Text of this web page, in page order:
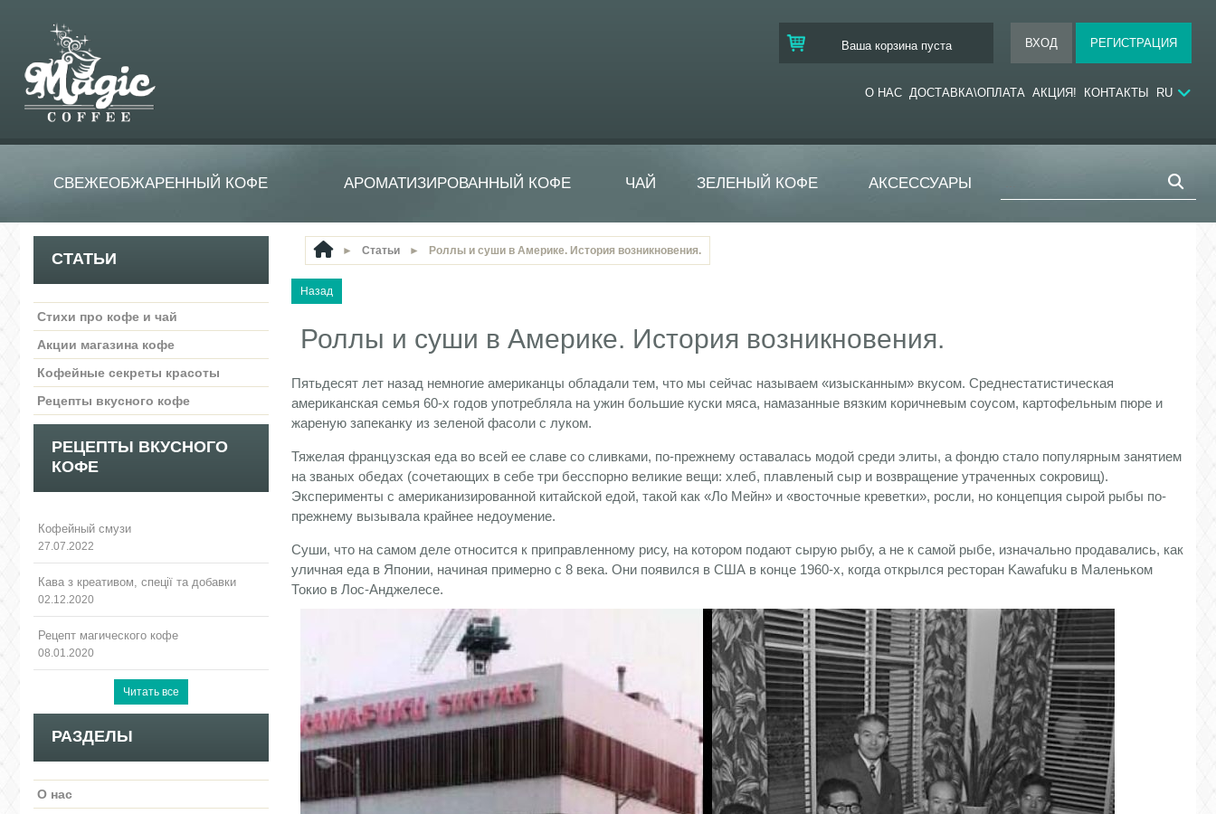
Ваша корзина пуста
О НАС ДОСТАВКА\ОПЛАТА АКЦИЯ! КОНТАКТЫ RU
СВЕЖЕОБЖАРЕННЫЙ КОФЕ АРОМАТИЗИРОВАННЫЙ КОФЕ ЧАЙ ЗЕЛЕНЫЙ КОФЕ АКСЕССУАРЫ
СТАТЬИ
Стихи про кофе и чай
Акции магазина кофе
Кофейные секреты красоты
Рецепты вкусного кофе
РЕЦЕПТЫ ВКУСНОГО
КОФЕ
Кофейный смузи
27.07.2022
Кава з креативом, спеції та добавки
02.12.2020
Рецепт магического кофе
08.01.2020
РАЗДЕЛЫ
О нас
► Статьи ► Роллы и суши в Америке. История возникновения.
Роллы и суши в Америке. История возникновения.
Пятьдесят лет назад немногие американцы обладали тем, что мы сейчас называем «изысканным» вкусом. Среднестатистическая
американская семья 60-х годов употребляла на ужин большие куски мяса, намазанные вязким коричневым соусом, картофельным пюре и
жареную запеканку из зеленой фасоли с луком.
Тяжелая французская еда во всей ее славе со сливками, по-прежнему оставалась модой среди элиты, а фондю стало популярным занятием
на званых обедах (сочетающих в себе три бесспорно великие вещи: хлеб, плавленый сыр и возвращение утраченных сокровищ).
Эксперименты с американизированной китайской едой, такой как «Ло Мейн» и «восточные креветки», росли, но концепция сырой рыбы по-
прежнему вызывала крайнее недоумение.
Суши, что на самом деле относится к приправленному рису, на котором подают сырую рыбу, а не к самой рыбе, изначально продавались, как
уличная еда в Японии, начиная примерно с 8 века. Они появился в США в конце 1960-х, когда открылся ресторан Kawafuku в Маленьком
Токио в Лос-Анджелесе.